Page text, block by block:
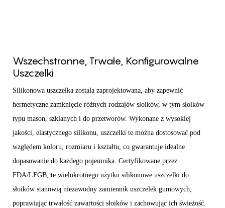
Wszechstronne, Trwałe, Konfigurowalne
Uszczelki
Silikonowa uszczelka została zaprojektowana, aby zapewnić
hermetyczne zamknięcie różnych rodzajów słoików, w tym słoików
typu mason, szklanych i do przetworów. Wykonane z wysokiej
jakości, elastycznego silikonu, uszczelki te można dostosować pod
względem koloru, rozmiaru i kształtu, co gwarantuje idealne
dopasowanie do każdego pojemnika. Certyfikowane przez
FDA/LFGB, te wielokrotnego użytku silikonowe uszczelki do
słoików stanowią niezawodny zamiennik uszczelek gumowych,
poprawiając trwałość zawartości słoików i zachowując ich świeżość.